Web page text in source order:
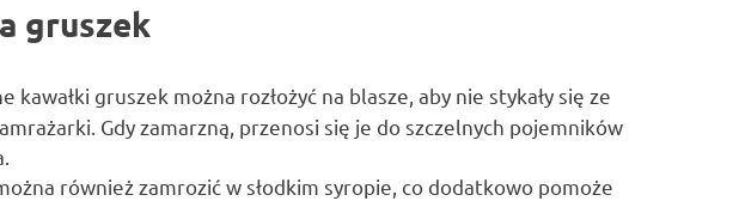
gruszek
kawałki gruszek można rozłożyć na blasze, aby nie stykały się ze
Gdy zamarzną, przenosi się je do szczelnych pojemników
również zamrozić w słodkim syropie, co dodatkowo pomoże